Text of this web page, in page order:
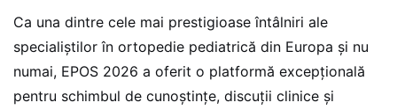
Ca una dintre cele mai prestigioase întâlniri ale
specialiștilor în ortopedie pediatrică din Europa și nu
numai, EPOS 2026 a oferit o platformă excepțională
pentru schimbul de cunoștințe, discuții clinice și